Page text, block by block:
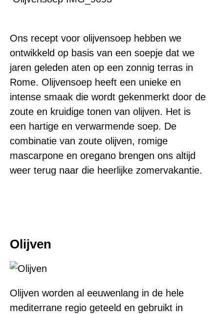
Ons recept voor olijvensoep hebben we
ontwikkeld op basis van een soepje dat we
jaren geleden aten op een zonnig terras in
Rome. Olijvensoep heeft een unieke en
intense smaak die wordt gekenmerkt door de
zoute en kruidige tonen van olijven. Het is
een hartige en verwarmende soep. De
combinatie van zoute olijven, romige
mascarpone en oregano brengen ons altijd
weer terug naar die heerlijke zomervakantie.
Olijven
Olijven worden al eeuwenlang in de hele
mediterrane regio geteeld en gebruikt in